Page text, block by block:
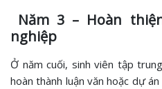
Năm 3 – Hoàn
nghiệp
Ở năm cuối, sinh viên tập
hoàn thành luận văn hoặc dự